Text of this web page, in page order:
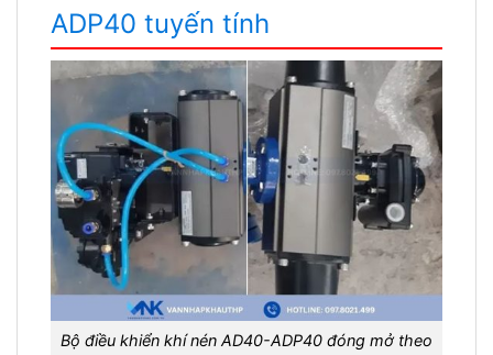
ADP40 tuyến tính
Bộ điều khiển khí nén AD40-ADP40 đóng mở theo